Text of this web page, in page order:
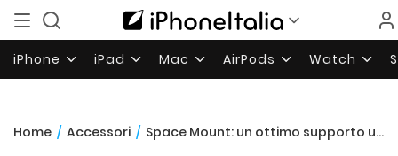
iPhone iPad Mac AirPods Watch
Home / Accessori / Space Mount: un ottimo supporto universale anche per iPhone – Recensione iPhoneItalia